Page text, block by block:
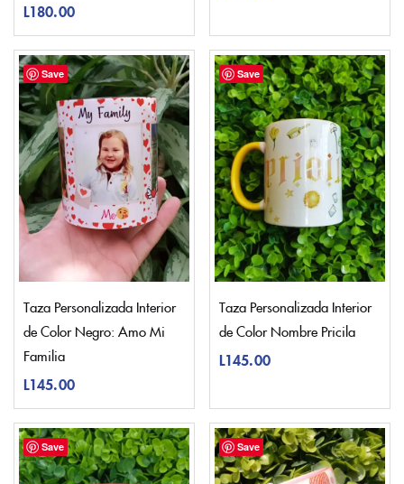
L180.00
Save
Taza Personalizada Interior
de Color Negro: Amo Mi
Familia
L145.00
Save
Taza Personalizada Interior
de Color Nombre Pricila
L145.00
Save Save